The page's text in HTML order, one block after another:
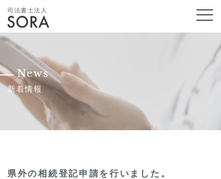
司法書士法人
News
新着情報
県外の相続登記申請を行いました。